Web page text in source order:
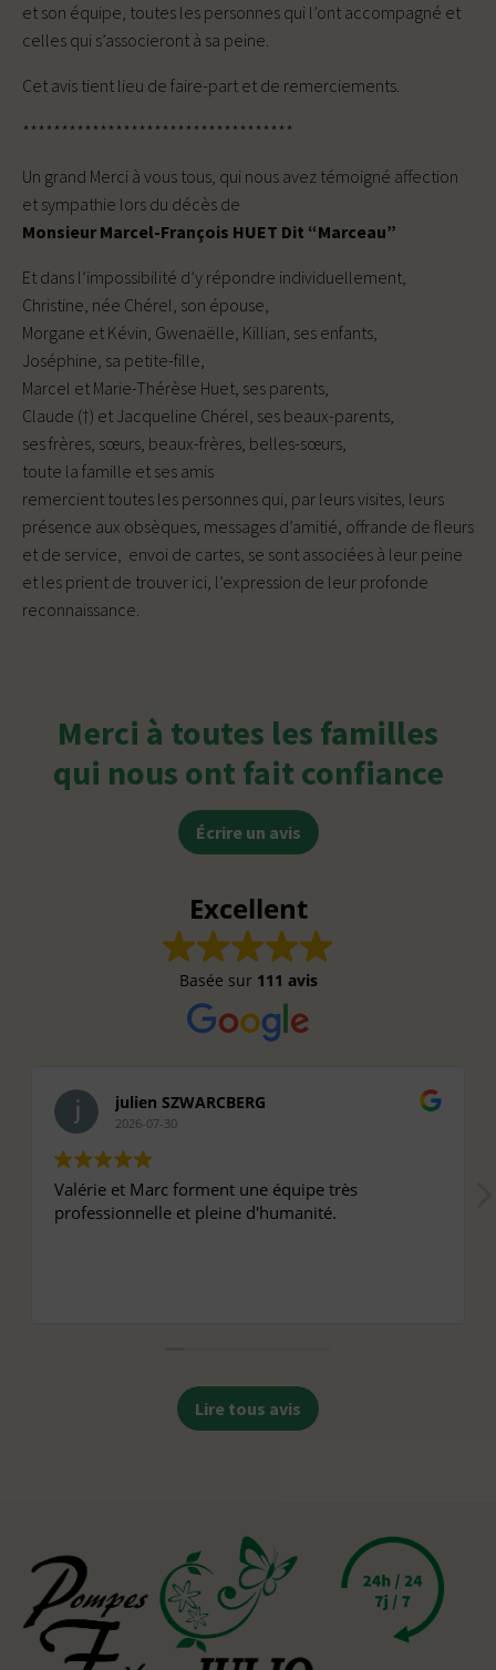
et son équipe, toutes les personnes qui l’ont accompagné et
celles qui s’associeront à sa peine.
Cet avis tient lieu de faire-part et de remerciements.
***********************************
Un grand Merci à vous tous, qui nous avez témoigné affection
et sympathie lors du décès de
Monsieur Marcel-François HUET Dit “Marceau”
Et dans l’impossibilité d’y répondre individuellement,
Christine, née Chérel, son épouse,
Morgane et Kévin, Gwenaëlle, Killian, ses enfants,
Joséphine, sa petite-fille,
Marcel et Marie-Thérèse Huet, ses parents,
Claude (†) et Jacqueline Chérel, ses beaux-parents,
ses frères, sœurs, beaux-frères, belles-sœurs,
toute la famille et ses amis
remercient toutes les personnes qui, par leurs visites, leurs
présence aux obsèques, messages d’amitié, offrande de fleurs
et de service, envoi de cartes, se sont associées à leur peine
et les prient de trouver ici, l’expression de leur profonde
reconnaissance.
Merci à toutes les familles
qui nous ont fait confiance
Écrire un avis
Excellent
Basée sur 111 avis
julien SZWARCBERG
2026-07-30
Valérie et Marc forment une équipe très
professionnelle et pleine d'humanité.
Lire tous avis